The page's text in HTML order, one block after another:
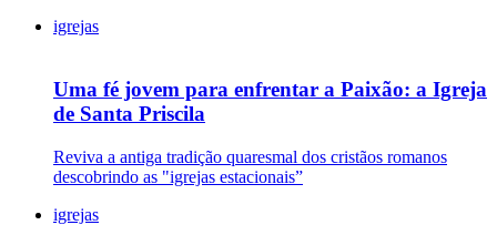
igrejas
Uma fé jovem para enfrentar a Paixão: a Igreja
de Santa Priscila
Reviva a antiga tradição quaresmal dos cristãos romanos
descobrindo as "igrejas estacionais”
igrejas